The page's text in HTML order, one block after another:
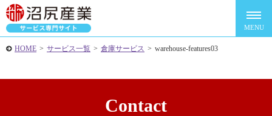
HOME > サービス一覧 > 倉庫サービス > warehouse-features03
Contact